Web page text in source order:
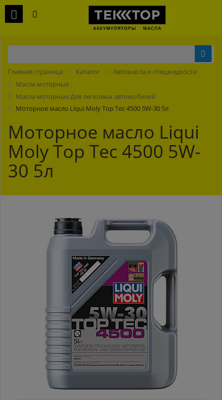
Главная страница Каталог
Автомасла и спецжидкости
Масла моторные
Масла моторные Для легковых автомобилей
Моторное масло Liqui Moly Top Tec 4500 5W-30 5л
Моторное масло Liqui
Moly Top Tec 4500 5W-
30 5л